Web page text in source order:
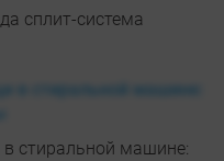
сплит-система
стиральной машине: